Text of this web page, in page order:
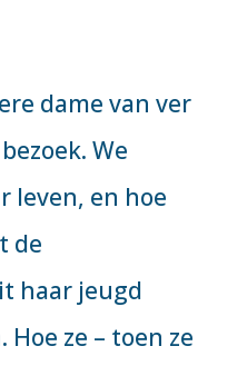
dame van ver
We
leven, en hoe
de
haar jeugd
ze – toen ze